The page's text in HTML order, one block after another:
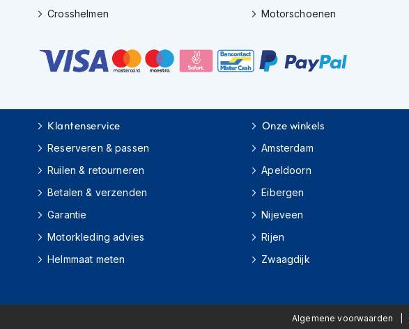
Tweedelig
Motorhoodies
Regenkleding
Balaclavas
helmmutsen
Koelvesten
Motorsokken
Nekwarmers
Crosshelmen
Motorschoenen
Klantenservice
Reserveren & passen
Ruilen & retourneren
Betalen & verzenden
Garantie
Motorkleding advies
Helmmaat meten
Onze winkels
Amsterdam
Apeldoorn
Eibergen
Nijeveen
Rijen
Zwaagdijk
Algemene voorwaarden